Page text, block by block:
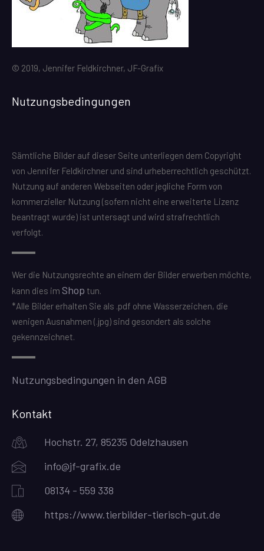
© 2019, Jennifer Feldkirchner, JF-Grafix
Nutzungsbedingungen
Sämtliche Bilder auf dieser Seite unterliegen dem Copyright
von Jennifer Feldkirchner und sind urheberrechtlich geschützt.
Nutzung auf anderen Webseiten oder jegliche Form von
kommerzieller Nutzung (sofern nicht eine erweiterte Lizenz
beantragt wurde) ist untersagt und wird strafrechtlich
verfolgt.
Wer die Nutzungsrechte an einem der Bilder erwerben möchte,
kann dies im Shop tun.
*Alle Bilder erhalten Sie als .pdf ohne Wasserzeichen, die
wenigen Ausnahmen (.jpg) sind gesondert als solche
gekennzeichnet.
Nutzungsbedingungen in den AGB
Kontakt
Hochstr. 27, 85235 Odelzhausen
info@jf-grafix.de
08134 - 559 338
https://www.tierbilder-tierisch-gut.de